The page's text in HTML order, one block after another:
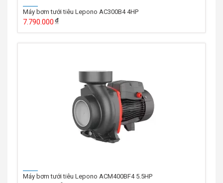
Máy bơm tưới tiêu Lepono AC300B4 4HP
7.790.000
Máy bơm tưới tiêu Lepono ACM400BF4 5.5HP